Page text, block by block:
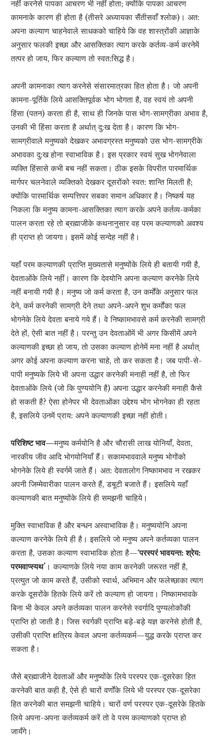
नहीं करनेसे पापका आचरण भी नहीं होता; क्योंकि पापका आचरण
कामनाके कारण ही होता है (तीसरे अध्यायका सैंतीसवाँ श्लोक)। अत:
अपना कल्याण चाहनेवाले साधकको चाहिये कि वह शास्त्रोंकी आज्ञाके
अनुसार फलकी इच्छा और आसक्तिका त्याग करके कर्तव्य-कर्म करनेमें
तत्पर हो जाय, फिर कल्याण तो स्वत:सिद्ध है।
अपनी कामनाका त्याग करनेसे संसारमात्रका हित होता है। जो अपनी
कामना-पूर्तिके लिये आसक्तिपूर्वक भोग भोगता है, वह स्वयं तो अपनी
हिंसा (पतन) करता ही है, साथ ही जिनके पास भोग-सामग्रीका अभाव है,
उनकी भी हिंसा करता है अर्थात् दु:ख देता है। कारण कि भोग-
सामग्रीवाले मनुष्यको देखकर अभावग्रस्त मनुष्यको उस भोग-सामग्रीके
अभावका दु:ख होना स्वाभाविक है। इस प्रकार स्वयं सुख भोगनेवाला
व्यक्ति हिंसासे कभी बच नहीं सकता। ठीक इसके विपरीत पारमार्थिक
मार्गपर चलनेवाले व्यक्तिको देखकर दूसरोंको स्वत: शान्ति मिलती है;
क्योंकि पारमार्थिक सम्पत्तिपर सबका समान अधिकार है। निष्कर्ष यह
निकला कि मनुष्य कामना-आसक्तिका त्याग करके अपने कर्तव्य-कर्मका
पालन करता रहे तो ब्रह्माजीके कथनानुसार वह परम कल्याणको अवश्य
ही प्राप्त हो जायगा। इसमें कोई सन्देह नहीं है।
यहाँ परम कल्याणकी प्राप्ति मुख्यतासे मनुष्योंके लिये ही बतायी गयी है,
देवताओंके लिये नहीं। कारण कि देवयोनि अपना कल्याण करनेके लिये
नहीं बनायी गयी है। मनुष्य जो कर्म करता है, उन कर्मोंके अनुसार फल
देने, कर्म करनेकी सामग्री देने तथा अपने-अपने शुभ कर्मोंका फल
भोगनेके लिये देवता बनाये गये हैं। वे निष्कामभावसे कर्म करनेकी सामग्री
देते हों, ऐसी बात नहीं है। परन्तु उन देवताओंमें भी अगर किसीमें अपने
कल्याणकी इच्छा हो जाय, तो उसका कल्याण होनेमें मना नहीं है अर्थात्
अगर कोई अपना कल्याण करना चाहे, तो कर सकता है। जब पापी-से-
पापी मनुष्यके लिये भी अपना उद्धार करनेकी मनाही नहीं है, तो फिर
देवताओंके लिये (जो कि पुण्ययोनि है) अपना उद्धार करनेकी मनाही कैसे
हो सकती है? ऐसा होनेपर भी देवताओंका उद्देश्य भोग भोगनेका ही रहता
है, इसलिये उनमें प्राय: अपने कल्याणकी इच्छा नहीं होती।
परिशिष्ट भाव—मनुष्य कर्मयोनि है और चौरासी लाख योनियाँ, देवता,
नारकीय जीव आदि भोगयोनियाँ हैं। सकामभाववाले मनुष्य भोगोंको
भोगनेके लिये ही स्वर्गमें जाते हैं। अत: देवतालोग निष्कामभाव न रखकर
अपनी जिम्मेवारीका पालन करते हैं, डॺूटी बजाते हैं। इसलिये यहाँ
कल्याणकी बात मनुष्योंके लिये ही समझनी चाहिये।
मुक्ति स्वाभाविक है और बन्धन अस्वाभाविक है। मनुष्ययोनि अपना
कल्याण करनेके लिये ही है। इसलिये जो मनुष्य अपने कर्तव्यका पालन
करता है, उसका कल्याण स्वाभाविक होता है—‘परस्परं भावयन्त: श्रेय:
परमवाप्स्यथ’ । कल्याणके लिये नया काम करनेकी जरूरत नहीं है,
प्रत्युत जो काम करते हैं, उसीको स्वार्थ, अभिमान और फलेच्छाका त्याग
करके दूसरोंके हितके लिये करें तो कल्याण हो जायगा। निष्कामभावके
बिना भी केवल अपने कर्तव्यका पालन करनेसे स्वर्गादि पुण्यलोकोंकी
प्राप्ति हो जाती है। जिस स्वर्गकी प्राप्ति बड़े-बड़े यज्ञ करनेसे होती है,
उसीकी प्राप्ति क्षत्रिय केवल अपना कर्तव्यकर्म—युद्ध करके प्राप्त कर
सकता है।
जैसे ब्रह्माजीने देवताओं और मनुष्योंके लिये परस्पर एक-दूसरेका हित
करनेकी बात कही है, ऐसे ही चारों वर्णोंके लिये भी परस्पर एक-दूसरेका
हित करनेकी बात समझनी चाहिये। चारों वर्ण परस्पर एक-दूसरेके हितके
लिये अपना-अपना कर्तव्यकर्म करें तो वे परम कल्याणको प्राप्त हो
जायँगे।